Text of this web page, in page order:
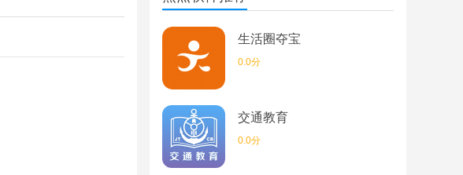
生活圈夺宝
0.0分
交通教育
0.0分